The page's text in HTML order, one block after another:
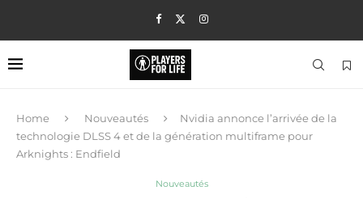
Home Nouveautés
Nvidia annonce l’arrivée de la
technologie DLSS 4 et de la génération multiframe pour
Arknights : Endfield
Nouveautés